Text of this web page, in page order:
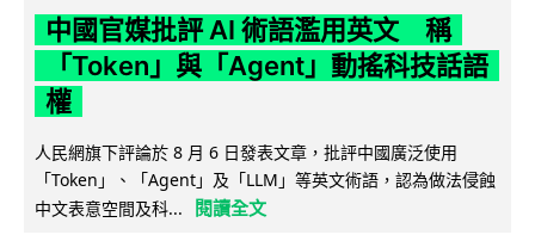
中國官媒批評 AI 術語濫用英文 稱
「Token」與「Agent」動搖科技話語
權
人民網旗下評論於 8 月 6 日發表文章，批評中國廣泛使用
「Token」、「Agent」及「LLM」等英文術語，認為做法侵蝕
中文表意空間及科...
閱讀全文